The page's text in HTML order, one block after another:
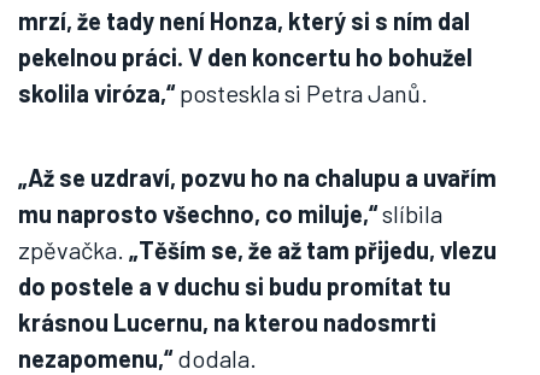
mrzí, že tady není Honza, který si s ním dal
pekelnou práci. V den koncertu ho bohužel
skolila viróza,“posteskla si Petra Janů.
„Až se uzdraví, pozvu ho na chalupu a uvařím
mu naprosto všechno, co miluje,“slíbila
zpěvačka. „Těším se, že až tam přijedu, vlezu
do postele a v duchu si budu promítat tu
krásnou Lucernu, na kterou nadosmrti
nezapomenu,“dodala.